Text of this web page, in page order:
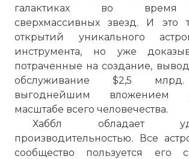
галактиках во время
сверхмассивных звезд. И это
открытий уникального
инструмента, но уже
потраченные на создание,
обслуживание $2,5 млрд.
выгоднейшим вложением
масштабе всего человечества.
Хаббл обладает
производительностью. Все
сообщество пользуется его